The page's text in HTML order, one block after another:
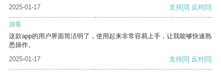
2025-01-17
支持[0] 反对[0]
游客
这款app的用户界面简洁明了，使用起来非常容易上手，让我能够快速熟
悉操作。
2025-01-17
支持[0] 反对[0]